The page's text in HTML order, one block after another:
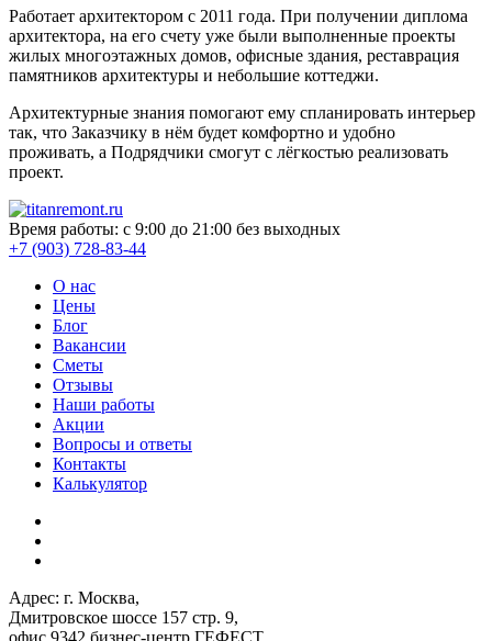
Работает архитектором с 2011 года. При получении диплома
архитектора, на его счету уже были выполненные проекты
жилых многоэтажных домов, офисные здания, реставрация
памятников архитектуры и небольшие коттеджи.
Архитектурные знания помогают ему спланировать интерьер
так, что Заказчику в нём будет комфортно и удобно
проживать, а Подрядчики смогут с лёгкостью реализовать
проект.
Время работы: с 9:00 до 21:00 без выходных
+7 (903) 728-83-44
О нас
Цены
Блог
Вакансии
Сметы
Отзывы
Наши работы
Акции
Вопросы и ответы
Контакты
Калькулятор
Адрес: г. Москва,
Дмитровское шоссе 157 стр. 9,
офис 9342 бизнес-центр ГЕФЕСТ